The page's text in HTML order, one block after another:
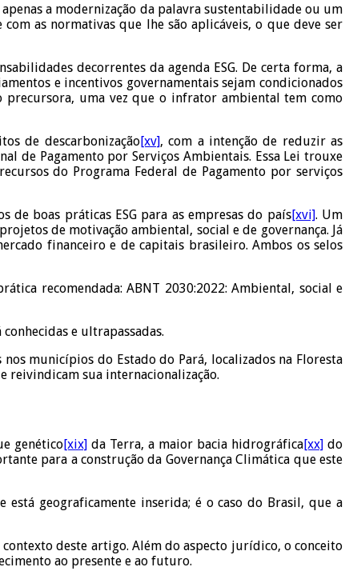
a modernização da palavra sustentabilidade ou um
as normativas que lhe são aplicáveis, o que deve ser
decorrentes da agenda ESG. De certa forma, a
e incentivos governamentais sejam condicionados
precursora, uma vez que o infrator ambiental tem como
de descarbonização[xv], com a intenção de reduzir as
de Pagamento por Serviços Ambientais. Essa Lei trouxe
do Programa Federal de Pagamento por serviços
boas práticas ESG para as empresas do país[xvi]. Um
de motivação ambiental, social e de governança. Já
financeiro e de capitais brasileiro. Ambos os selos
recomendada: ABNT 2030:2022: Ambiental, social e
e ultrapassadas.
municípios do Estado do Pará, localizados na Floresta
reivindicam sua internacionalização.
genético[xix] da Terra, a maior bacia hidrográfica[xx] do
para a construção da Governança Climática que este
geograficamente inserida; é o caso do Brasil, que a
deste artigo. Além do aspecto jurídico, o conceito
ao presente e ao futuro.